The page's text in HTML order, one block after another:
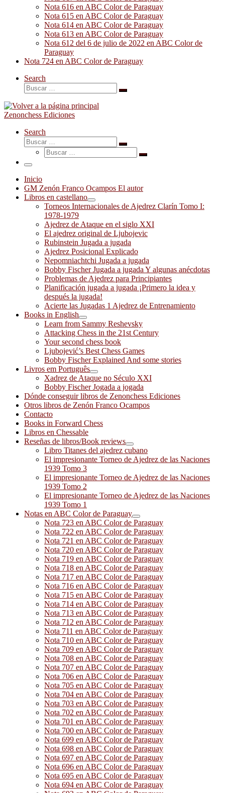
Nota 616 en ABC Color de Paraguay
Nota 615 en ABC Color de Paraguay
Nota 614 en ABC Color de Paraguay
Nota 613 en ABC Color de Paraguay
Nota 612 del 6 de julio de 2022 en ABC Color de
Paraguay
Nota 724 en ABC Color de Paraguay
Search
Buscar
Buscar
Zenonchess Ediciones
Search
Buscar
Buscar
Buscar
Buscar
Menú
Inicio
GM Zenón Franco Ocampos El autor
Libros en castellano
Torneos Internacionales de Ajedrez Clarín Tomo I:
1978-1979
Ajedrez de Ataque en el siglo XXI
El ajedrez original de Ljubojevic
Rubinstein Jugada a jugada
Ajedrez Posicional Explicado
Nepomniachtchi Jugada a jugada
Bobby Fischer Jugada a jugada Y algunas anécdotas
Problemas de Ajedrez para Principiantes
Planificación jugada a jugada ¡Primero la idea y
después la jugada!
Acierte las Jugadas 1 Ajedrez de Entrenamiento
Books in English
Learn from Sammy Reshevsky
Attacking Chess in the 21st Century
Your second chess book
Ljubojević’s Best Chess Games
Bobby Fischer Explained And some stories
Livros em Português
Xadrez de Ataque no Século XXI
Bobby Fischer Jogada a jogada
Dónde conseguir libros de Zenonchess Ediciones
Otros libros de Zenón Franco Ocampos
Contacto
Books in Forward Chess
Libros en Chessable
Reseñas de libros/Book reviews
Libro Titanes del ajedrez cubano
El impresionante Torneo de Ajedrez de las Naciones
1939 Tomo 3
El impresionante Torneo de Ajedrez de las Naciones
1939 Tomo 2
El impresionante Torneo de Ajedrez de las Naciones
1939 Tomo 1
Notas en ABC Color de Paraguay
Nota 723 en ABC Color de Paraguay
Nota 722 en ABC Color de Paraguay
Nota 721 en ABC Color de Paraguay
Nota 720 en ABC Color de Paraguay
Nota 719 en ABC Color de Paraguay
Nota 718 en ABC Color de Paraguay
Nota 717 en ABC Color de Paraguay
Nota 716 en ABC Color de Paraguay
Nota 715 en ABC Color de Paraguay
Nota 714 en ABC Color de Paraguay
Nota 713 en ABC Color de Paraguay
Nota 712 en ABC Color de Paraguay
Nota 711 en ABC Color de Paraguay
Nota 710 en ABC Color de Paraguay
Nota 709 en ABC Color de Paraguay
Nota 708 en ABC Color de Paraguay
Nota 707 en ABC Color de Paraguay
Nota 706 en ABC Color de Paraguay
Nota 705 en ABC Color de Paraguay
Nota 704 en ABC Color de Paraguay
Nota 703 en ABC Color de Paraguay
Nota 702 en ABC Color de Paraguay
Nota 701 en ABC Color de Paraguay
Nota 700 en ABC Color de Paraguay
Nota 699 en ABC Color de Paraguay
Nota 698 en ABC Color de Paraguay
Nota 697 en ABC Color de Paraguay
Nota 696 en ABC Color de Paraguay
Nota 695 en ABC Color de Paraguay
Nota 694 en ABC Color de Paraguay